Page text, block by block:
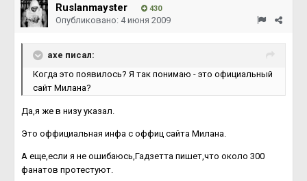
Ruslanmayster 430
Опубликовано: 4 июня 2009
axe писал:
Когда это появилось? Я так понимаю - это официальный
сайт Милана?
Да,я же в низу указал.
Это оффициальная инфа с оффиц сайта Милана.
А еще,если я не ошибаюсь,Гадзетта пишет,что около 300
фанатов протестуют.